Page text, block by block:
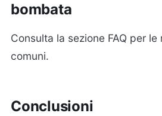
bombata
Consulta la sezione FAQ per
comuni.
Conclusioni